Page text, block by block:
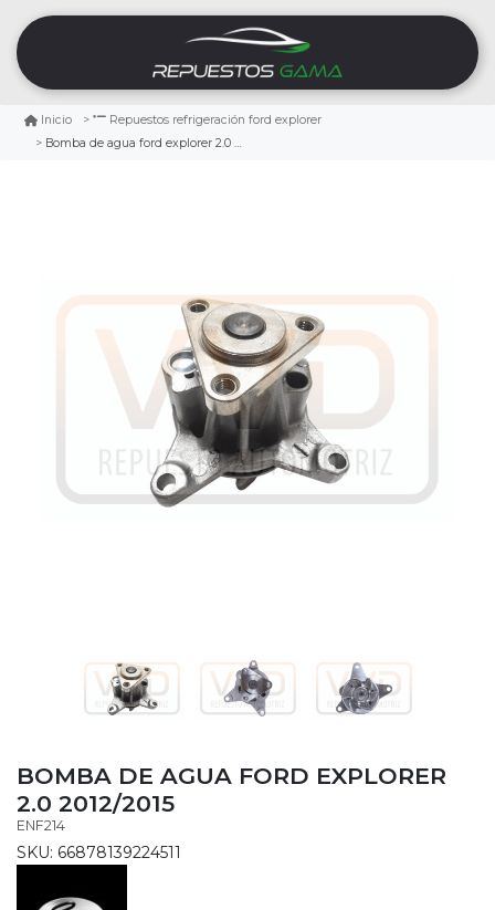
Inicio
Repuestos refrigeración ford explorer
Bomba de agua ford explorer 2.0 2012/2015
BOMBA DE AGUA FORD EXPLORER
2.0 2012/2015
ENF214
SKU: 66878139224511